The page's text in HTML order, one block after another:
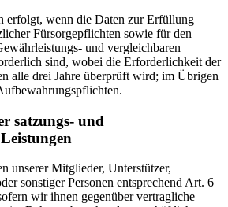
erfolgt, wenn die Daten zur Erfüllung
Fürsorgepflichten sowie für den
und vergleichbaren
sind, wobei die Erforderlichkeit der
alle drei Jahre überprüft wird; im Übrigen
satzungs- und
unserer Mitglieder, Unterstützer,
sonstiger Personen entsprechend Art. 6
wir ihnen gegenüber vertragliche